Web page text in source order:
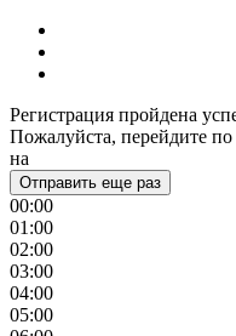
Регистрация пройдена
Пожалуйста, перейдите
на
Отправить еще раз
00:00
01:00
02:00
03:00
04:00
05:00